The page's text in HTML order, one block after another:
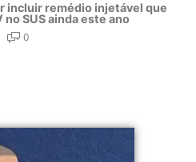
incluir remédio injetável que
no SUS ainda este ano
0